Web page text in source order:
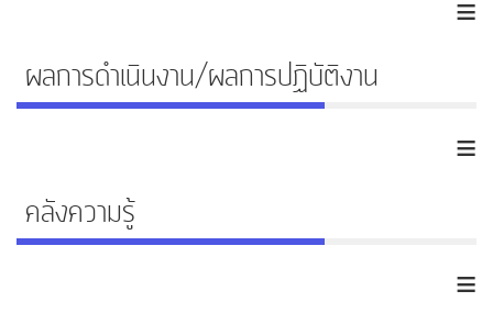
≡
ผลการดำเนินงาน/ผลการปฏิบัติงาน
≡
คลังความรู้
≡